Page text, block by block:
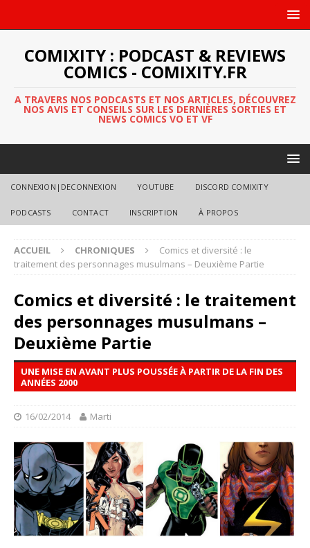
COMIXITY : PODCAST & REVIEWS
COMICS - COMIXITY.FR
A TRAVERS NOS PODCASTS ET NOS ARTICLES, DÉCOUVREZ
NOS AVIS ET CONSEILS SUR LES DERNIÈRES SORTIES ET
NEWS COMICS VO ET VF
CONNEXION|DECONNEXION YOUTUBE DISCORD COMIXITY
PODCASTS CONTACT INSCRIPTION À PROPOS
ACCUEIL CHRONIQUES
Comics et diversité : le
traitement des personnages musulmans – Deuxième Partie
Comics et diversité : le traitement
des personnages musulmans –
Deuxième Partie
UNE MISE EN AVANT PLUS POUSSÉE À PARTIR DE LA FIN DES
ANNÉES 2000
16/02/2014 Marti